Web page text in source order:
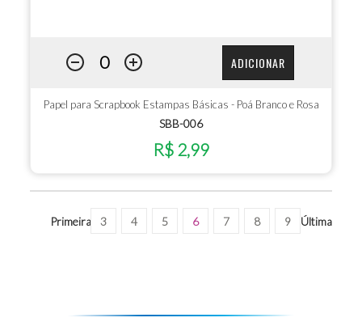
ADICIONAR
Papel para Scrapbook Estampas Básicas - Poá Branco e Rosa
SBB-006
R$ 2,99
Primeira 3 4 5 6 7 8 9 Última